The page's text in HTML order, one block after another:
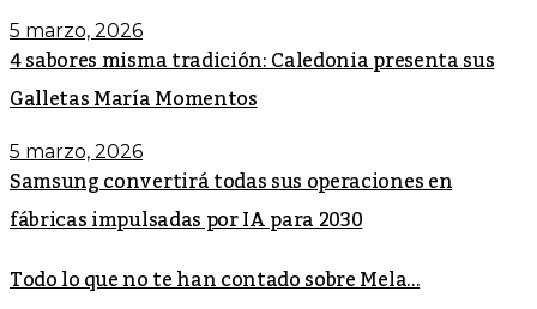
5 marzo, 2026
4 sabores misma tradición: Caledonia presenta sus
Galletas María Momentos
5 marzo, 2026
Samsung convertirá todas sus operaciones en
fábricas impulsadas por IA para 2030
Todo lo que no te han contado sobre Mela...